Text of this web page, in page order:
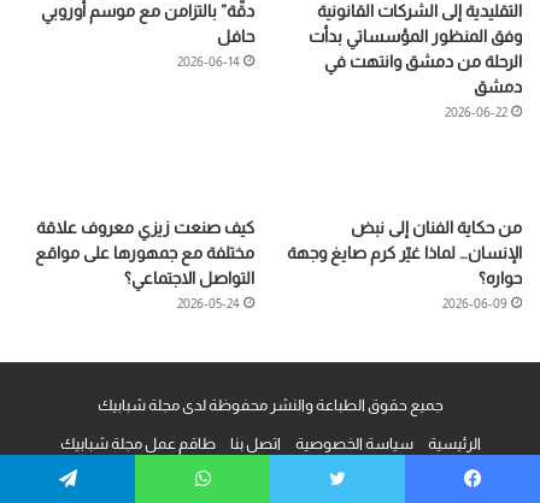
التقليدية إلى الشركات القانونية
وفق المنظور المؤسساتي بدأت
الرحلة من دمشق وانتهت في
دمشق
2026-06-22
دقّة” بالتزامن مع موسم أوروبي
حافل
2026-06-14
من حكاية الفنان إلى نبض
الإنسان… لماذا غيّر كرم صايغ وجهة
حواره؟
2026-06-09
كيف صنعت زيزي معروف علاقة
مختلفة مع جمهورها على مواقع
التواصل الاجتماعي؟
2026-05-24
جميع حقوق الطباعة والنشر محفوظة لدى مجلة شبابيك
الرئيسية سياسة الخصوصية اتصل بنا طاقم عمل مجلة شبابيك